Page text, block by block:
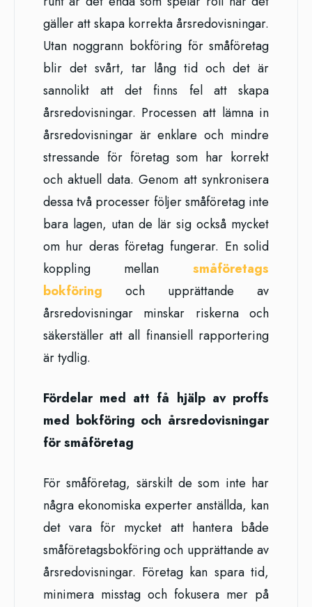
gäller att skapa korrekta årsredovisningar.
Utan noggrann bokföring för småföretag
blir det svårt, tar lång tid och det är
sannolikt att det finns fel att skapa
årsredovisningar. Processen att lämna in
årsredovisningar är enklare och mindre
stressande för företag som har korrekt
och aktuell data. Genom att synkronisera
dessa två processer följer småföretag inte
bara lagen, utan de lär sig också mycket
om hur deras företag fungerar. En solid
koppling mellansmåföretags
bokföring och upprättande av
årsredovisningar minskar riskerna och
säkerställer att all finansiell rapportering
är tydlig.
Fördelar med att få hjälp av proffs
med bokföring och årsredovisningar
för småföretag
För småföretag, särskilt de som inte har
några ekonomiska experter anställda, kan
det vara för mycket att hantera både
småföretagsbokföring och upprättande av
årsredovisningar. Företag kan spara tid,
minimera misstag och fokusera mer på